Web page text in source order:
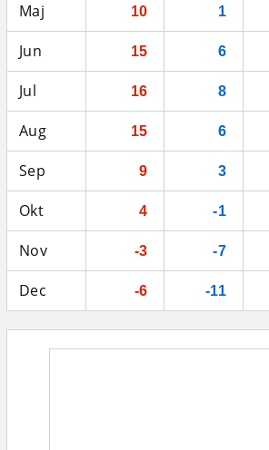
Maj 10 1
Jun 15 6
Jul 16 8
Aug 15 6
Sep 9 3
Okt 4 -1
Nov -3 -7
Dec -6 -11